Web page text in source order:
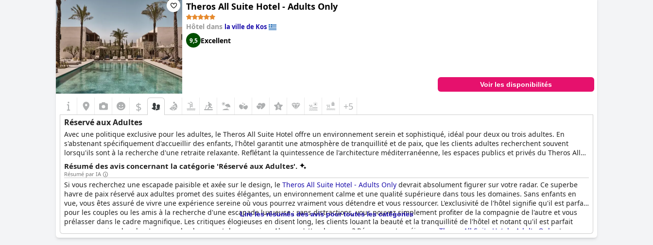
Theros All Suite Hotel - Adults Only
Hôtel dans la ville de Kos
9,5 Excellent
Voir les disponibilités
$ +5
Réservé aux Adultes
Avec une politique exclusive pour les adultes, le Theros All Suite Hotel offre un environnement serein et sophistiqué, idéal pour deux ou trois adultes. En
s'abstenant spécifiquement d'accueillir des enfants, l'hôtel garantit une atmosphère de tranquillité et de paix, que les clients adultes recherchent souvent
lorsqu'ils sont à la recherche d'une retraite relaxante. Reflétant la quintessence de l'architecture méditerranéenne, les espaces publics et privés du Theros All
Suite Hotel sont organisés de manière réfléchie autour de cours intérieures et entourés d'un jardin méditerranéen luxuriant. Cette stratégie de conception
unique maximise l'intimité et crée un refuge rafraîchissant pour les clients. Dans ce havre de paix, les oliviers et les palmiers, associés à des plantes
aromatiques, composent un cadre enchanteur pour une évasion ultime. Les suites élégamment aménagées garantissent que les environnements intérieurs
reflètent la sérénité des espaces extérieurs, faisant du Theros All Suite Hotel un sanctuaire distinctif pour les adultes à la recherche d'une retraite reposante.
Résumé des avis concernant la catégorie 'Réservé aux Adultes'.
Résumé par IA
Si vous recherchez une escapade paisible et axée sur le design, le Theros All Suite Hotel - Adults Only devrait absolument figurer sur votre radar. Ce superbe
havre de paix réservé aux adultes promet des suites élégantes, un environnement calme et une qualité supérieure dans tous les domaines. Sans enfants en
vue, vous êtes assuré de vivre une expérience sereine où vous pourrez vraiment vous détendre et vous ressourcer. L'exclusivité de l'hôtel signifie qu'il est parfait
pour les couples ou les amis à la recherche d'une escapade luxueuse ; sans distractions, vous pouvez simplement profiter de la compagnie de l'autre et vous
prélasser dans le cadre magnifique. Les critiques élogieuses en disent long, les clients louant la beauté et la tranquillité de l'hôtel et notant qu'il est parfait
pour ceux qui recherchent un peu de glamour et de cocooning. Alors, qu'attendez-vous ? Réservez votre séjour au Theros All Suite Hotel - Adults Only
et
préparez-vous à être impressionné.
Lire les résumés des avis pour toutes les catégories